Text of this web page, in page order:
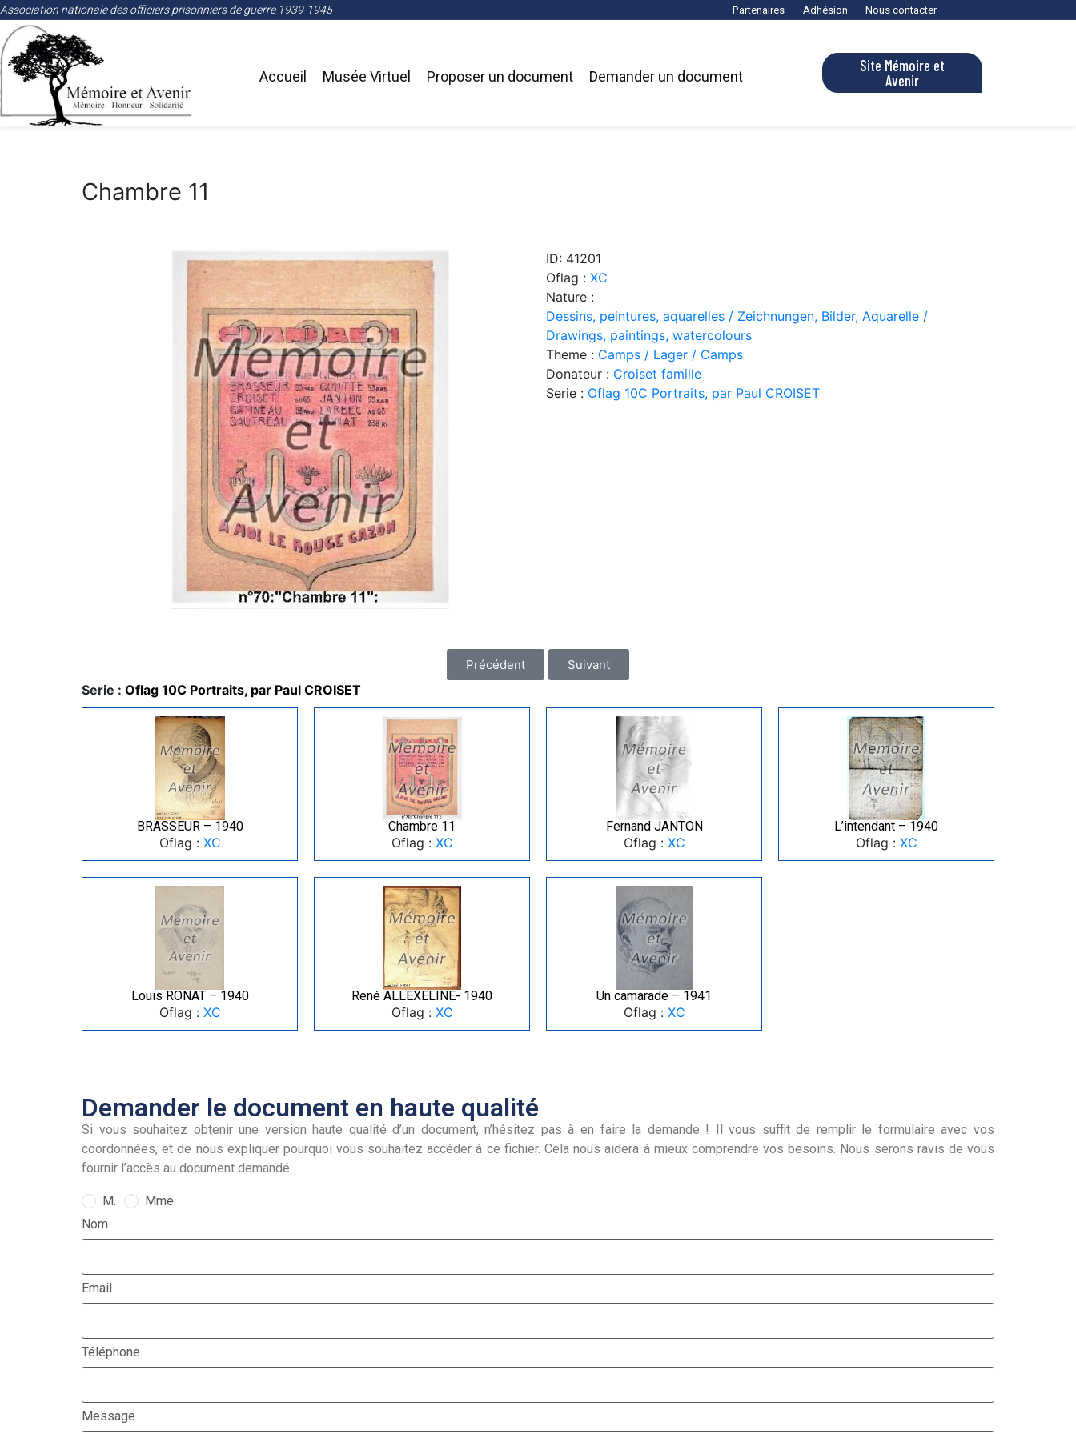
Association nationale des officiers prisonniers de guerre 1939-1945 Partenaires Adhésion Nous contacter
Accueil Musée Virtuel Proposer un document Demander un document
Site Mémoire et
Avenir
Chambre 11
ID: 41201
Oflag : XC
Nature :
Dessins, peintures, aquarelles / Zeichnungen, Bilder, Aquarelle /
Drawings, paintings, watercolours
Theme : Camps / Lager / Camps
Donateur : Croiset famille
Serie : Oflag 10C Portraits, par Paul CROISET
Précédent Suivant
Serie : Oflag 10C Portraits, par Paul CROISET
BRASSEUR – 1940
Oflag : XC
Chambre 11
Oflag : XC
Fernand JANTON
Oflag : XC
L’intendant – 1940
Oflag : XC
Louis RONAT – 1940
Oflag : XC
René ALLEXELINE- 1940
Oflag : XC
Un camarade – 1941
Oflag : XC
Demander le document en haute qualité
Si vous souhaitez obtenir une version haute qualité d’un document, n’hésitez pas à en faire la demande ! Il vous suffit de remplir le formulaire avec vos
coordonnées, et de nous expliquer pourquoi vous souhaitez accéder à ce fichier. Cela nous aidera à mieux comprendre vos besoins. Nous serons ravis de vous
fournir l’accès au document demandé.
M.
Mme
Nom
Email
Téléphone
Message